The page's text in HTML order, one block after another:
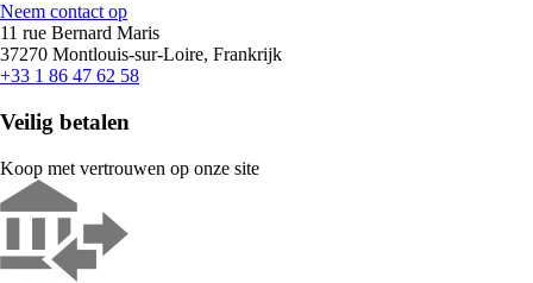
Neem contact op
11 rue Bernard Maris
37270 Montlouis-sur-Loire, Frankrijk
+33 1 86 47 62 58
Veilig betalen
Koop met vertrouwen op onze site